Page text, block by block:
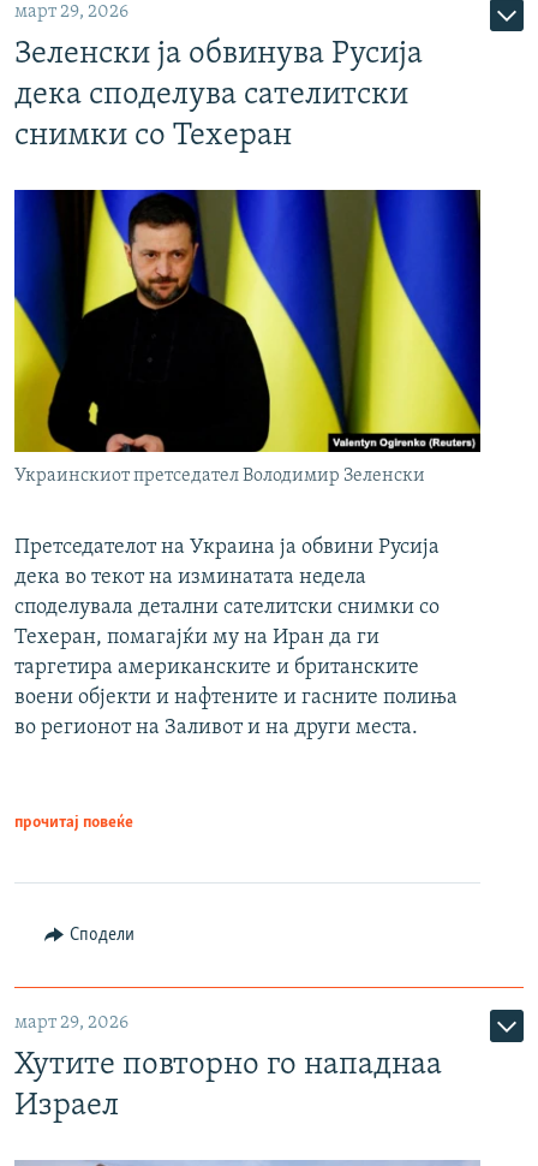
март 29, 2026
Зеленски ја обвинува Русија
дека споделува сателитски
снимки со Техеран
Украинскиот претседател Володимир Зеленски
Претседателот на Украина ја обвини Русија
дека во текот на изминатата недела
споделувала детални сателитски снимки со
Техеран, помагајќи му на Иран да ги
таргетира американските и британските
воени објекти и нафтените и гасните полиња
во регионот на Заливот и на други места.
прочитај повеќе
Сподели
март 29, 2026
Хутите повторно го нападнаа
Израел